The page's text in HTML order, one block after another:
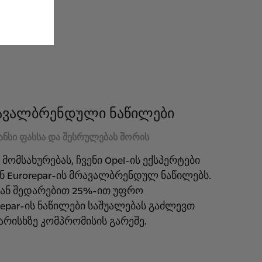
ნაწილები
ფასსა და შესრულებას შორის
ჩვენი Opel-ის ექსპერტები
Eurorepar-ის მრავალბრენდულ ნაწილებს.
შედარებით 25%-ით უფრო
ის ნაწილები საშუალებას გაძლევთ
კომპრომისის გარეშე.